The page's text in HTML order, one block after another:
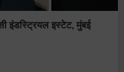
इंडस्ट्रियल इस्टेट, मुंबई